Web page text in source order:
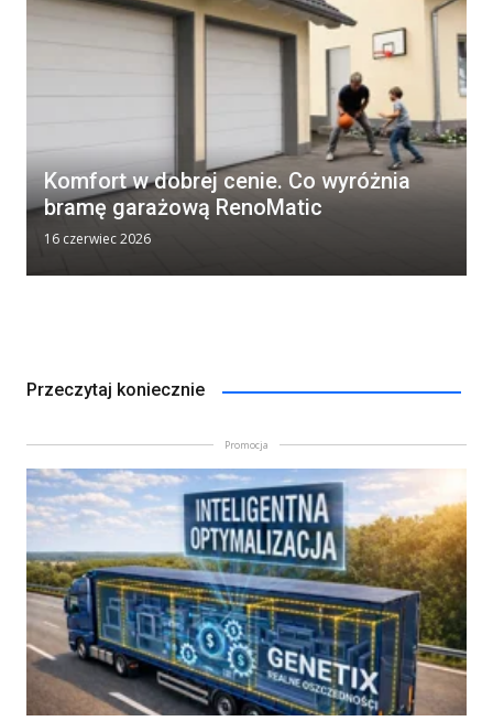
Komfort w dobrej cenie. Co wyróżnia
bramę garażową RenoMatic
16 czerwiec 2026
Przeczytaj koniecznie
Promocja